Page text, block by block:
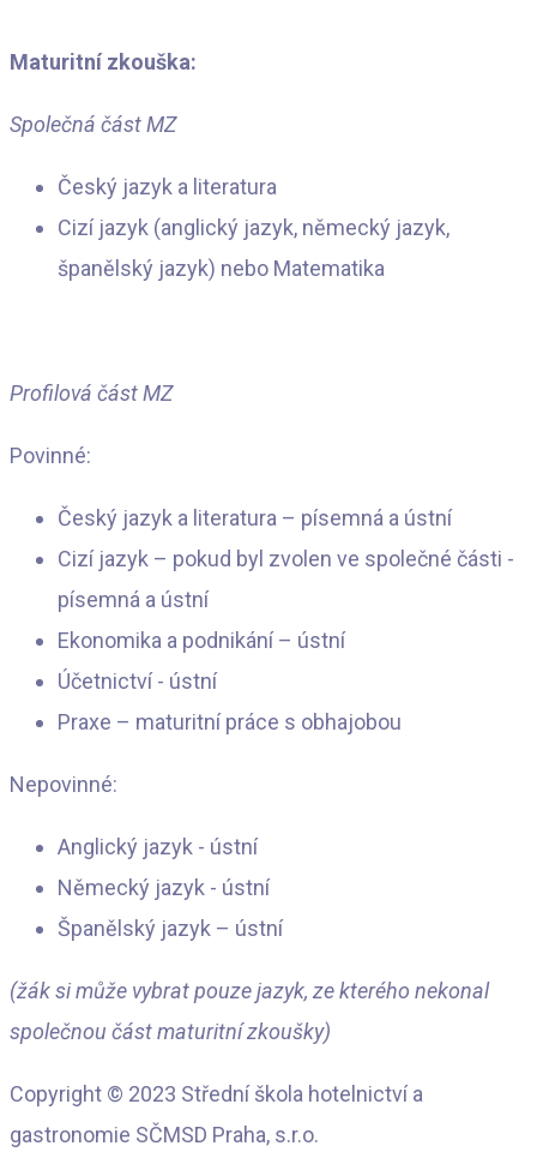
Maturitní zkouška:
Společná část MZ
Český jazyk a literatura
Cizí jazyk (anglický jazyk, německý jazyk,
španělský jazyk) nebo Matematika
Profilová část MZ
Povinné:
Český jazyk a literatura – písemná a ústní
Cizí jazyk – pokud byl zvolen ve společné části -
písemná a ústní
Ekonomika a podnikání – ústní
Účetnictví - ústní
Praxe – maturitní práce s obhajobou
Nepovinné:
Anglický jazyk - ústní
Německý jazyk - ústní
Španělský jazyk – ústní
(žák si může vybrat pouze jazyk, ze kterého nekonal
společnou část maturitní zkoušky)
Copyright © 2023 Střední škola hotelnictví a
gastronomie SČMSD Praha, s.r.o.